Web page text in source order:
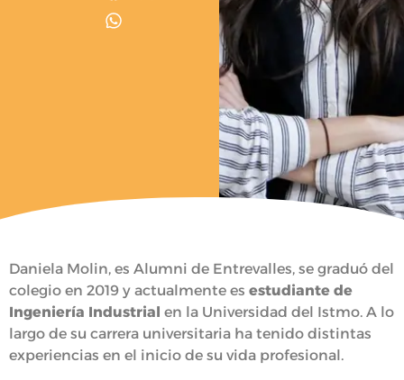
Daniela Molin, es Alumni de Entrevalles, se graduó del
colegio en 2019 y actualmente es estudiante de
Ingeniería Industrial en la Universidad del Istmo. A lo
largo de su carrera universitaria ha tenido distintas
experiencias en el inicio de su vida profesional.